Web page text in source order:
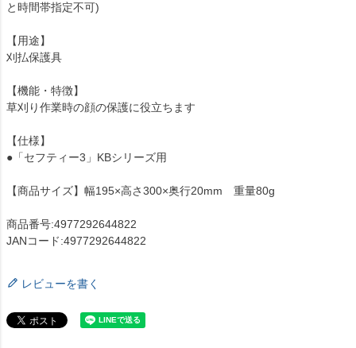
と時間帯指定不可)
【用途】
刈払保護具
【機能・特徴】
草刈り作業時の顔の保護に役立ちます
【仕様】
●「セフティー3」KBシリーズ用
【商品サイズ】幅195×高さ300×奥行20mm 重量80g
商品番号:4977292644822
JANコード:4977292644822
レビューを書く